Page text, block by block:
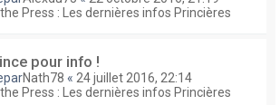
Press : Les dernières infos Princières
pour info !
Nath78 « 24 juillet 2016, 22:14
Press : Les dernières infos Princières